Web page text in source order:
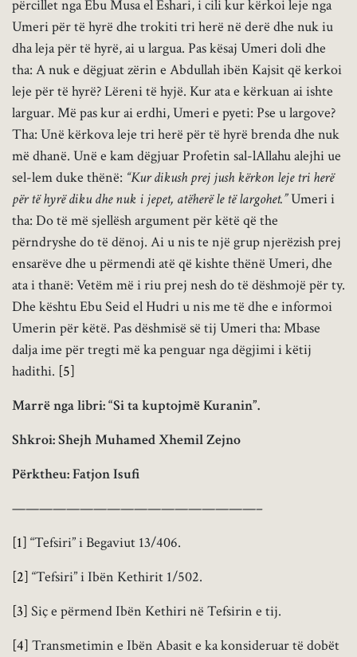
përcillet nga Ebu Musa el Eshari, i cili kur kërkoi leje nga
Umeri për të hyrë dhe trokiti tri herë në derë dhe nuk iu
dha leja për të hyrë, ai u largua. Pas kësaj Umeri doli dhe
tha: A nuk e dëgjuat zërin e Abdullah ibën Kajsit që kerkoi
leje për të hyrë? Lëreni të hyjë. Kur ata e kërkuan ai ishte
larguar. Më pas kur ai erdhi, Umeri e pyeti: Pse u largove?
Tha: Unë kërkova leje tri herë për të hyrë brenda dhe nuk
më dhanë. Unë e kam dëgjuar Profetin sal-lAllahu alejhi ue
sel-lem duke thënë: “Kur dikush prej jush kërkon leje tri herë
për të hyrë diku dhe nuk i jepet, atëherë le të largohet.”Umeri i
tha: Do të më sjellësh argument për këtë që the
përndryshe do të dënoj. Ai u nis te një grup njerëzish prej
ensarëve dhe u përmendi atë që kishte thënë Umeri, dhe
ata i thanë: Vetëm më i riu prej nesh do të dëshmojë për ty.
Dhe kështu Ebu Seid el Hudri u nis me të dhe e informoi
Umerin për këtë. Pas dëshmisë së tij Umeri tha: Mbase
dalja ime për tregti më ka penguar nga dëgjimi i këtij
hadithi. [5]
Marrë nga libri: “Si ta kuptojmë Kuranin”.
Shkroi: Shejh Muhamed Xhemil Zejno
Përktheu: Fatjon Isufi
——————————————————–
[1] “Tefsiri” i Begaviut 13/406.
[2] “Tefsiri” i Ibën Kethirit 1/502.
[3] Siç e përmend Ibën Kethiri në Tefsirin e tij.
[4] Transmetimin e Ibën Abasit e ka konsideruar të dobët